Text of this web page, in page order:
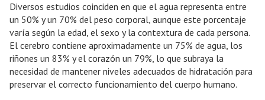
Diversos estudios coinciden en que el agua representa entre
un 50% y un 70% del peso corporal, aunque este porcentaje
varía según la edad, el sexo y la contextura de cada persona.
El cerebro contiene aproximadamente un 75% de agua, los
riñones un 83% y el corazón un 79%, lo que subraya la
necesidad de mantener niveles adecuados de hidratación para
preservar el correcto funcionamiento del cuerpo humano.